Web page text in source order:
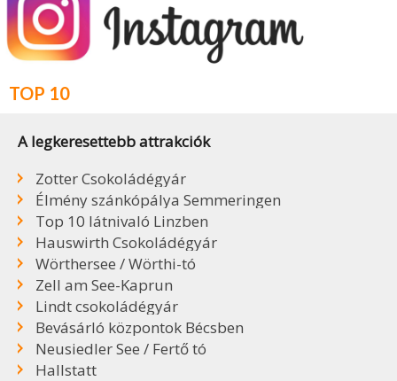
TOP 10
A legkeresettebb attrakciók
Zotter Csokoládégyár
Élmény szánkópálya Semmeringen
Top 10 látnivaló Linzben
Hauswirth Csokoládégyár
Wörthersee / Wörthi-tó
Zell am See-Kaprun
Lindt csokoládégyár
Bevásárló központok Bécsben
Neusiedler See / Fertő tó
Hallstatt